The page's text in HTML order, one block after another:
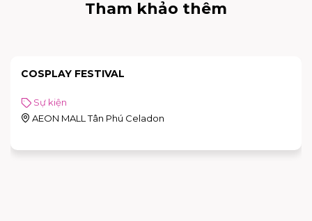
Tham khảo thêm
COSPLAY FESTIVAL
Sự kiện
AEON MALL Tân Phú Celadon